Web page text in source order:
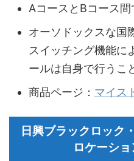
AコースとBコース
オーソドックスな国
スイッチング機能に
ールは自身で行うこ
商品ページ： マイス
日興ブラックロック
ロケーシ